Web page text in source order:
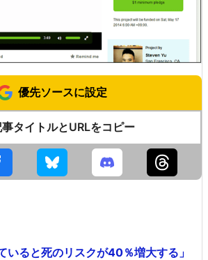
優先ソースに設定
タイトルとURLをコピー
いると死のリスクが40％増大する」